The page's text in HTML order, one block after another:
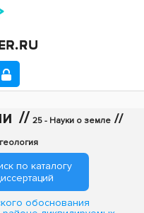
// 25 - Науки о земле //
по каталогу
обоснования